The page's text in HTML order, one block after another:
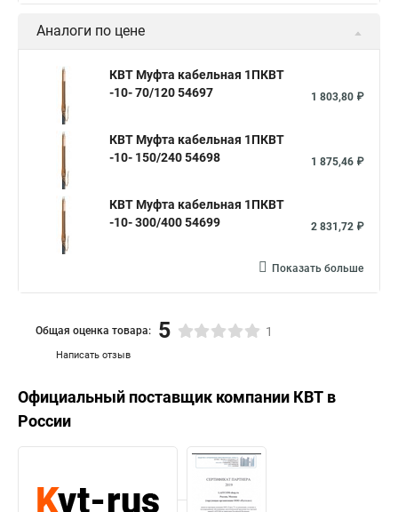
Аналоги по цене
КВТ Муфта кабельная 1ПКВТ
-10- 70/120 54697
1 803,80 ₽
КВТ Муфта кабельная 1ПКВТ
-10- 150/240 54698
1 875,46 ₽
КВТ Муфта кабельная 1ПКВТ
-10- 300/400 54699
2 831,72 ₽
Показать больше
Написать отзыв
Общая оценка товара: 5 1
Официальный поставщик компании КВТ в
России